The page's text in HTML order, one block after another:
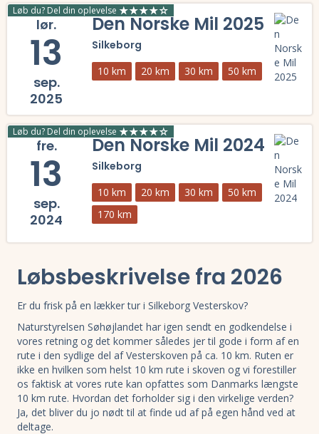
Løb du? Del din oplevelse
lør.
13
sep.
2025
Den Norske Mil 2025
Silkeborg
10 km 20 km 30 km 50 km
Løb du? Del din oplevelse
fre.
13
sep.
2024
Den Norske Mil 2024
Silkeborg
10 km 20 km 30 km
50 km
170 km
Løbsbeskrivelse fra 2026
Er du frisk på en lækker tur i Silkeborg Vesterskov?
Naturstyrelsen Søhøjlandet har igen sendt en godkendelse i
vores retning og det kommer således jer til gode i form af en
rute i den sydlige del af Vesterskoven på ca. 10 km. Ruten er
ikke en hvilken som helst 10 km rute i skoven og vi forestiller
os faktisk at vores rute kan opfattes som Danmarks længste
10 km rute. Hvordan det forholder sig i den virkelige verden?
Ja, det bliver du jo nødt til at finde ud af på egen hånd ved at
deltage.